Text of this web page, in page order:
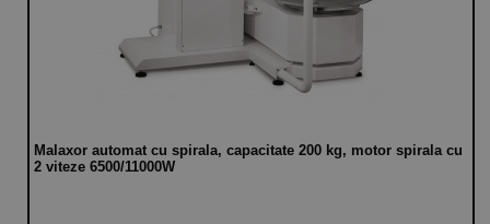
Malaxor automat cu spirala, capacitate 200 kg, motor spirala cu
2 viteze 6500/11000W